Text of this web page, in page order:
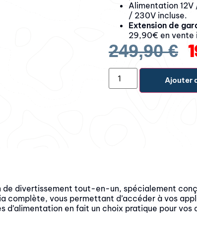
Alimentation
/ 230V incluse.
Extension de
29,90€ en vente
249,90€
Ajouter
divertissement tout-en-un, spécialement
complète, vous permettant d’accéder à vos
en fait un choix pratique pour vos